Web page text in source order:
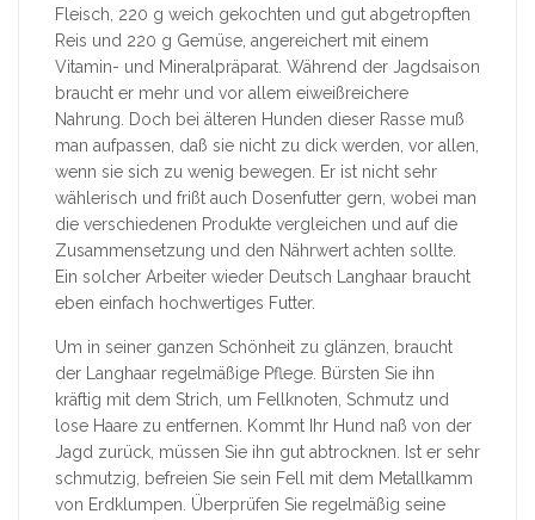
Fleisch, 220 g weich gekochten und gut abgetropften
Reis und 220 g Gemüse, angereichert mit einem
Vitamin- und Mineralpräparat. Während der Jagdsaison
braucht er mehr und vor allem eiweißreichere
Nahrung. Doch bei älteren Hunden dieser Rasse muß
man aufpassen, daß sie nicht zu dick werden, vor allen,
wenn sie sich zu wenig bewegen. Er ist nicht sehr
wählerisch und frißt auch Dosenfutter gern, wobei man
die verschiedenen Produkte vergleichen und auf die
Zusammensetzung und den Nährwert achten sollte.
Ein solcher Arbeiter wieder Deutsch Langhaar braucht
eben einfach hochwertiges Futter.
Um in seiner ganzen Schönheit zu glänzen, braucht
der Langhaar regelmäßige Pflege. Bürsten Sie ihn
kräftig mit dem Strich, um Fellknoten, Schmutz und
lose Haare zu entfernen. Kommt Ihr Hund naß von der
Jagd zurück, müssen Sie ihn gut abtrocknen. Ist er sehr
schmutzig, befreien Sie sein Fell mit dem Metallkamm
von Erdklumpen. Überprüfen Sie regelmäßig seine